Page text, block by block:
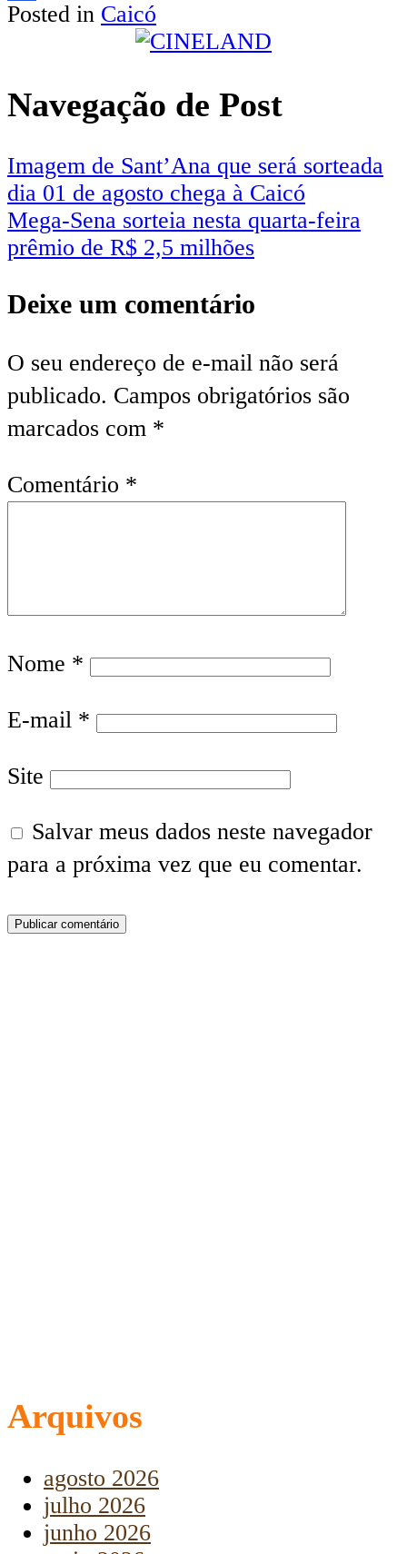
Share
Posted in Caicó
Navegação de Post
Imagem de Sant’Ana que será sorteada
dia 01 de agosto chega à Caicó
Mega-Sena sorteia nesta quarta-feira
prêmio de R$ 2,5 milhões
Deixe um comentário
O seu endereço de e-mail não será
publicado. Campos obrigatórios são
marcados com *
Comentário *
Nome *
E-mail *
Site
Salvar meus dados neste navegador
para a próxima vez que eu comentar.
Arquivos
agosto 2026
julho 2026
junho 2026